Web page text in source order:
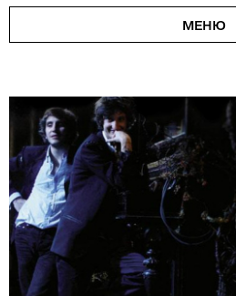
МЕНЮ